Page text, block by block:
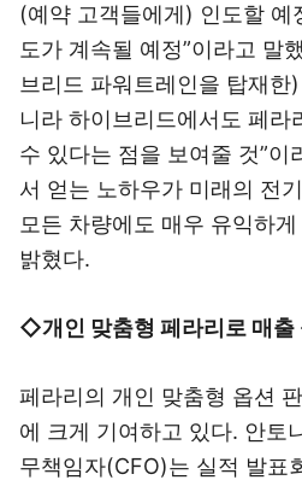
(예약 고객들에게) 인도할 예
도가 계속될 예정”이라고 말
브리드 파워트레인을 탑재
니라 하이브리드에서도 페라
수 있다는 점을 보여줄 것”이
서 얻는 노하우가 미래의 전
모든 차량에도 매우 유익하
밝혔다.
◇개인 맞춤형 페라리로 매출
페라리의 개인 맞춤형 옵션
에 크게 기여하고 있다. 안토
무책임자(CFO)는 실적 발표